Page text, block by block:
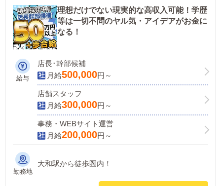
理想だけでない現実的な高収入可能！学歴
等は一切不問のヤル気・アイデアがお金に
なる！
給与
店長･幹部候補
月給500,000円～
店舗スタッフ
月給300,000円～
事務・WEBサイト運営
月給200,000円～
勤務地
大和駅から徒歩圏内！